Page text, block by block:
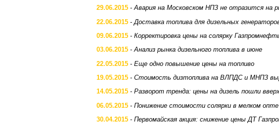
29.06.2015 -Авария на Московском НПЗ не отразится на
22.06.2015 - Доставка топлива для дизельных
09.06.2015 - Корректировка цены на солярку
03.06.2015 -Анализ рынка дизельного топлива в июне
22.05.2015 - Еще одно повышение цены на топливо
19.05.2015 - Стоимость дизтоплива на ВЛПДС и МНПЗ
14.05.2015 - Разворот тренда: цены на дизель пошли
06.05.2015 - Понижение стоимости солярки в мелком опте
30.04.2015 - Первомайская акция: снижение цены ДТ